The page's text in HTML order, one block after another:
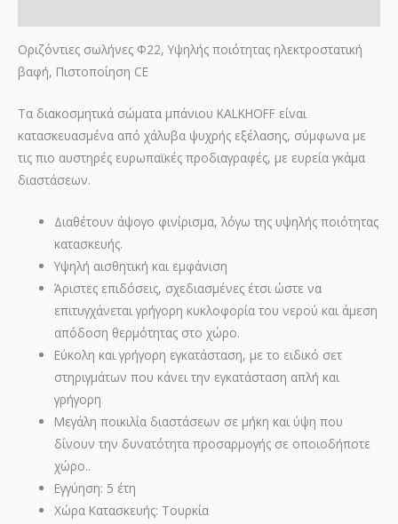
Οριζόντιες σωλήνες Φ22, Υψηλής ποιότητας ηλεκτροστατική
βαφή, Πιστοποίηση CE
Τα διακοσμητικά σώματα μπάνιου KALKHOFF είναι
κατασκευασμένα από χάλυβα ψυχρής εξέλασης, σύμφωνα με
τις πιο αυστηρές ευρωπαϊκές προδιαγραφές, με ευρεία γκάμα
διαστάσεων.
Διαθέτουν άψογο φινίρισμα, λόγω της υψηλής ποιότητας
κατασκευής.
Υψηλή αισθητική και εμφάνιση
Άριστες επιδόσεις, σχεδιασμένες έτσι ώστε να
επιτυγχάνεται γρήγορη κυκλοφορία του νερού και άμεση
απόδοση θερμότητας στο χώρο.
Εύκολη και γρήγορη εγκατάσταση, με το ειδικό σετ
στηριγμάτων που κάνει την εγκατάσταση απλή και
γρήγορη
Μεγάλη ποικιλία διαστάσεων σε μήκη και ύψη που
δίνουν την δυνατότητα προσαρμογής σε οποιοδήποτε
χώρο..
Εγγύηση: 5 έτη
Χώρα Κατασκευής: Τουρκία